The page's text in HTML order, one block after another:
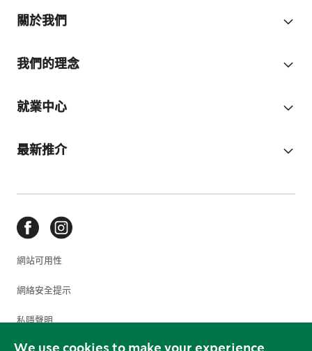
We use cookies to make your experience
關於我們
我們的理念
就業中心
最新推介
網站可用性
網絡安全提示
私隱聲明